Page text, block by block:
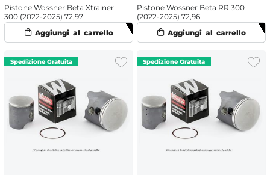
Pistone Wossner Beta Xtrainer
300 (2022-2025) 72,97
Pistone Wossner Beta RR 300
(2022-2025) 72,96